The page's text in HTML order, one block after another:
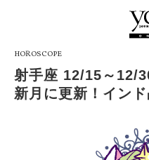
HOROSCOPE
射手座 12/15～12/
新月に更新！インド